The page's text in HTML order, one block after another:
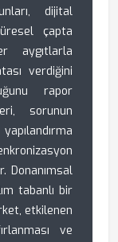
dijital
çapta
aygıtlarla
verdiğini
rapor
sorunun
Donanımsal
tabanlı bir
etkilenen
ve